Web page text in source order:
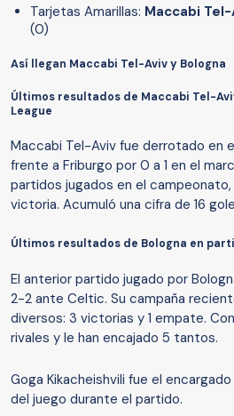
Tarjetas Amarillas: Maccabi Tel-
(0)
Así llegan Maccabi Tel-Aviv y Bologna
Últimos resultados de Maccabi Tel-
League
Maccabi Tel-Aviv fue derrotado en
frente a Friburgo por 0 a 1 en el
partidos jugados en el campeonato,
victoria. Acumuló una cifra de 16
Últimos resultados de Bologna en
El anterior partido jugado por
2-2 ante Celtic. Su campaña
diversos: 3 victorias y 1 empate.
rivales y le han encajado 5 tantos.
Goga Kikacheishvili fue el
del juego durante el partido.